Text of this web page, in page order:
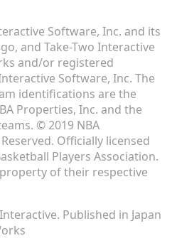
Software, Inc. and its
and Take-Two Interactive
and/or registered
Software, Inc. The
identifications are the
Properties, Inc. and the
© 2019 NBA
Officially licensed
Players Association.
of their respective
Published in Japan